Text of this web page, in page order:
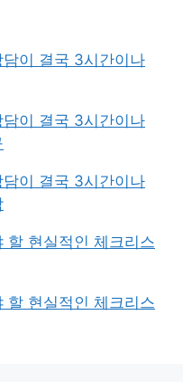
이 결국 3시간이나
이 결국 3시간이나
이 결국 3시간이나
할 현실적인 체크리스
할 현실적인 체크리스